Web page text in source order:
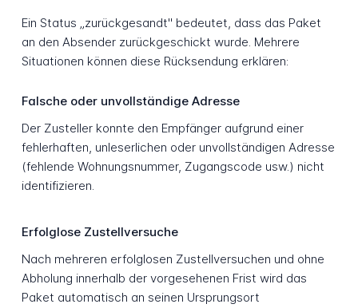
Ein Status „zurückgesandt" bedeutet, dass das Paket
an den Absender zurückgeschickt wurde. Mehrere
Situationen können diese Rücksendung erklären:
Falsche oder unvollständige Adresse
Der Zusteller konnte den Empfänger aufgrund einer
fehlerhaften, unleserlichen oder unvollständigen Adresse
(fehlende Wohnungsnummer, Zugangscode usw.) nicht
identifizieren.
Erfolglose Zustellversuche
Nach mehreren erfolglosen Zustellversuchen und ohne
Abholung innerhalb der vorgesehenen Frist wird das
Paket automatisch an seinen Ursprungsort